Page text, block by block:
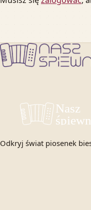
Odkryj świat piosenek